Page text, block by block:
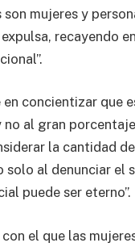
son mujeres y
recayendo
concientizar que
al gran
la cantidad
solo al denunciar
puede ser eterno”.
el que las